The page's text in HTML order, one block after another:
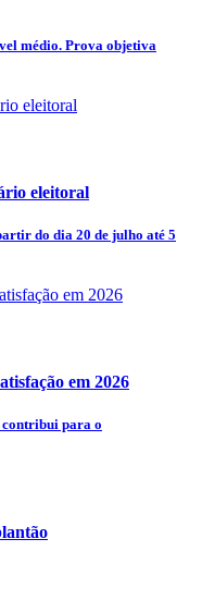
médio. Prova objetiva
eleitoral
do dia 20 de julho até 5
em 2026
contribui para o